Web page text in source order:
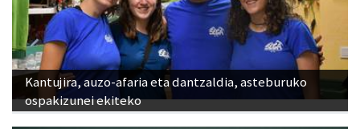
Kantujira, auzo-afaria eta dantzaldia, asteburuko
ospakizunei ekiteko